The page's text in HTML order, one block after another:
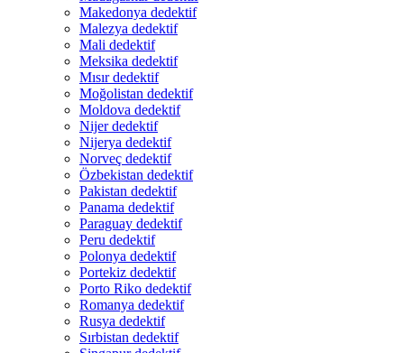
Makedonya dedektif
Malezya dedektif
Mali dedektif
Meksika dedektif
Mısır dedektif
Moğolistan dedektif
Moldova dedektif
Nijer dedektif
Nijerya dedektif
Norveç dedektif
Özbekistan dedektif
Pakistan dedektif
Panama dedektif
Paraguay dedektif
Peru dedektif
Polonya dedektif
Portekiz dedektif
Porto Riko dedektif
Romanya dedektif
Rusya dedektif
Sırbistan dedektif